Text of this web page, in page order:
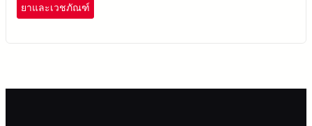
ยาและเวชภัณฑ์